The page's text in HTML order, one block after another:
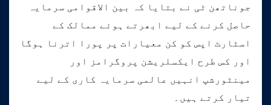
جوناتھن ٹی نے بتایا کہ بین الاقوامی سرمایہ
حاصل کرنے کے لیے ابھرتے ہوئے ممالک کے
اسٹارٹ اپس کو کن معیارات پر پورا اترنا ہوگا
اور کس طرح ایکسلریشن پروگرامز اور
مینٹورشپ انہیں عالمی سرمایہ کاری کے لیے
تیار کرتے ہیں۔